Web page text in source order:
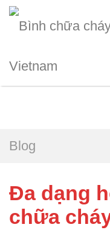
Blog
Đa dạng
chữa